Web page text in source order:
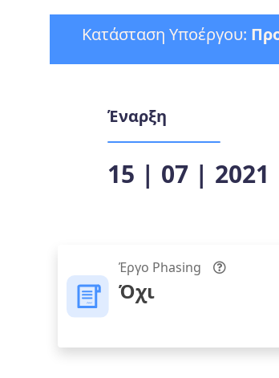
Κατάσταση Υποέργου:
Έναρξη
15 | 07 | 2021
Έργο Phasing
Όχι